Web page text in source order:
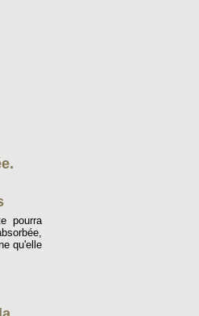
pourra
qu'elle